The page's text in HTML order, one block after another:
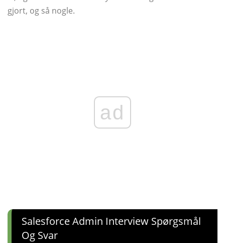
gjort, og så nogle.
ad
Salesforce Admin Interview Spørgsmål
Og Svar